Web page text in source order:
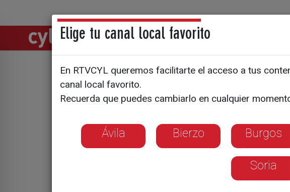
Directos Noticias
Girón recupera
años cerrada
Elige tu canal local favorito
En RTVCYL queremos facilitarte el acceso a tus
canal local favorito.
Recuerda que puedes cambiarlo en cualquier
Ávila Bierzo Burgos
Soria